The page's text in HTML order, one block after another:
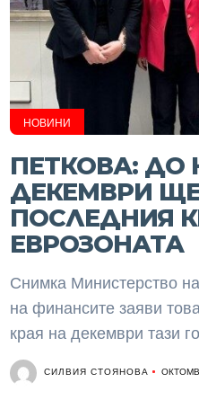
НОВИНИ
ПЕТКОВА: ДО
ДЕКЕМВРИ
ПОСЛЕДНИЯ
ЕВРОЗОНАТА
Снимка Министерство
на финансите заяви
края на декември тази
СИЛВИЯ СТОЯНОВА